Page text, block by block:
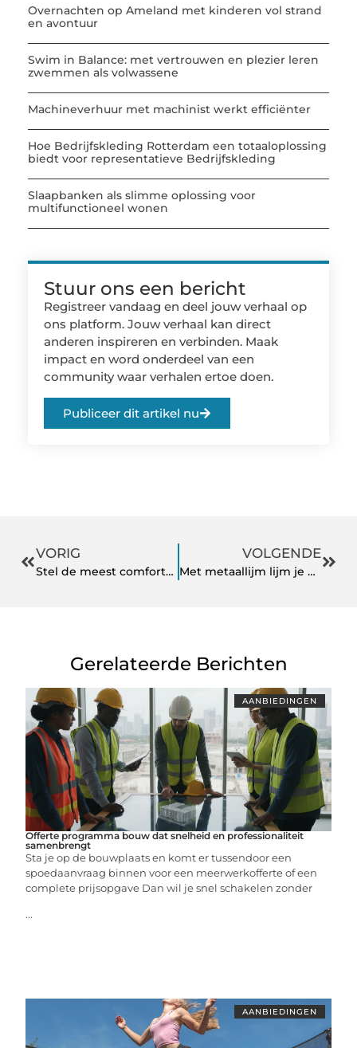
Overnachten op Ameland met kinderen vol strand
en avontuur
Swim in Balance: met vertrouwen en plezier leren
zwemmen als volwassene
Machineverhuur met machinist werkt efficiënter
Hoe Bedrijfskleding Rotterdam een totaaloplossing
biedt voor representatieve Bedrijfskleding
Slaapbanken als slimme oplossing voor
multifunctioneel wonen
Stuur ons een bericht
Registreer vandaag en deel jouw verhaal op
ons platform. Jouw verhaal kan direct
anderen inspireren en verbinden. Maak
impact en word onderdeel van een
community waar verhalen ertoe doen.
Publiceer dit artikel nu
VORIG
Stel de meest comfortabele outfit samen!
VOLGENDE
Met metaallijm lijm je moeiteloos metalen objecten
Gerelateerde Berichten
AANBIEDINGEN
Offerte programma bouw dat snelheid en professionaliteit
samenbrengt
Sta je op de bouwplaats en komt er tussendoor een
spoedaanvraag binnen voor een meerwerkofferte of een
complete prijsopgave Dan wil je snel schakelen zonder
...
AANBIEDINGEN